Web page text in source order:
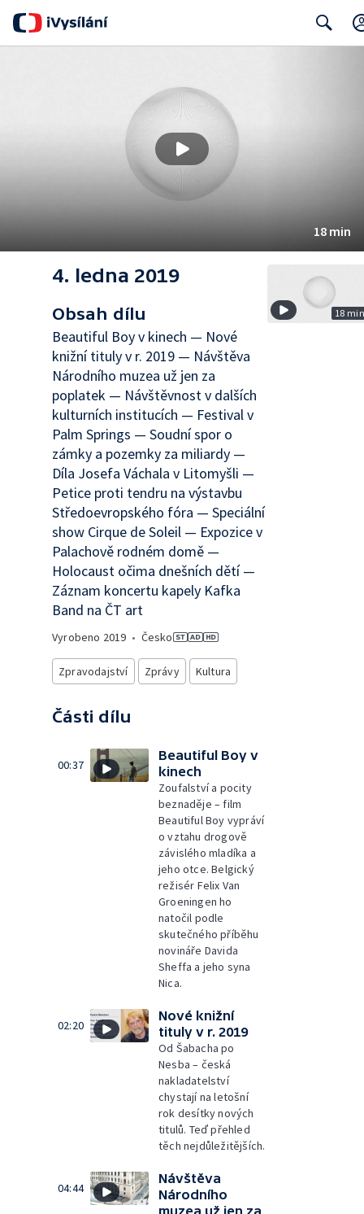
18 min
4. ledna 2019
Obsah dílu
Beautiful Boy v kinech — Nové
knižní tituly v r. 2019 — Návštěva
Národního muzea už jen za
poplatek — Návštěvnost v dalších
kulturních institucích — Festival v
Palm Springs — Soudní spor o
zámky a pozemky za miliardy —
Díla Josefa Váchala v Litomyšli —
Petice proti tendru na výstavbu
Středoevropského fóra — Speciální
show Cirque de Soleil — Expozice v
Palachově rodném domě —
Holocaust očima dnešních dětí —
Záznam koncertu kapely Kafka
Band na ČT art
Vyrobeno 2019 • Česko
Zpravodajství Zprávy Kultura
Části dílu
00:37
Beautiful Boy v
kinech
Zoufalství a pocity
beznaděje – film
Beautiful Boy vypráví
o vztahu drogově
závislého mladíka a
jeho otce. Belgický
režisér Felix Van
Groeningen ho
natočil podle
skutečného příběhu
novináře Davida
Sheffa a jeho syna
Nica.
02:20
Nové knižní
tituly v r. 2019
Od Šabacha po
Nesba – česká
nakladatelství
chystají na letošní
rok desítky nových
titulů. Teď přehled
těch nejdůležitějších.
04:44
Návštěva
Národního
muzea už jen za
18